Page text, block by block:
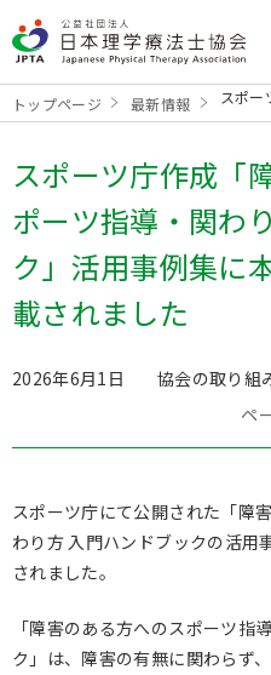
トップページ 最新情報 スポ
スポーツ庁作成「
ポーツ指導・関わ
ク」活用事例集に
載されました
2026年6月1日 協会の取り組
ペ
スポーツ庁にて公開された「障
わり方 入門ハンドブックの活用
されました。
「障害のある方へのスポーツ
ク」は、障害の有無に関わらず